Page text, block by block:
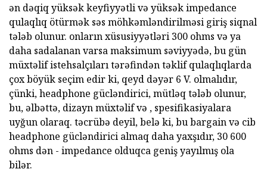
ən dəqiq yüksək keyfiyyətli və yüksək impedance
qulaqlıq ötürmək səs möhkəmləndirilməsi giriş siqnal
tələb olunur. onların xüsusiyyətləri 300 ohms və ya
daha sadalanan varsa maksimum səviyyədə, bu gün
müxtəlif istehsalçıları tərəfindən təklif qulaqlıqlarda
çox böyük seçim edir ki, qeyd dəyər 6 V. olmalıdır,
çünki, headphone gücləndirici, mütləq tələb olunur,
bu, əlbəttə, dizayn müxtəlif və , spesifikasiyalara
uyğun olaraq. təcrübə deyil, belə ki, bu bargain və cib
headphone gücləndirici almaq daha yaxşıdır, 30 600
ohms dən - impedance olduqca geniş yayılmış ola
bilər.